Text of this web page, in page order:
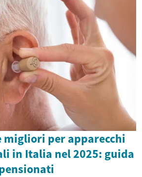
migliori per apparecchi
in Italia nel 2025: guida